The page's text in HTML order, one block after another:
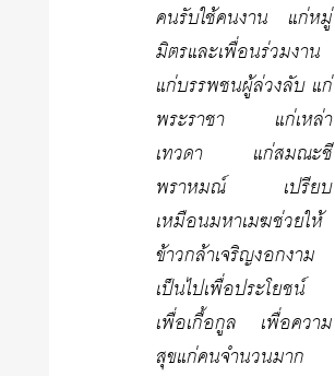
คนรับใช้คนงาน แก่หมู่
มิตรและเพื่อนร่วมงาน
แก่บรรพชนผู้ล่วงลับ แก่
พระราชา แก่เหล่า
เทวดา แก่สมณะชี
พราหมณ์ เปรียบ
เหมือนมหาเมฆช่วยให้
ข้าวกล้าเจริญงอกงาม
เป็นไปเพื่อประโยชน์
เพื่อเกื้อกูล เพื่อความ
สุขแก่คนจำนวนมาก